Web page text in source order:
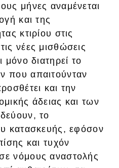
μήνες αναμένεται
και της
κτιρίου στις
νέες μισθώσεις
διατηρεί το
που απαιτούνταν
και την
άδειας και των
το
κατασκευής, εφόσον
και τυχόν
νόμους αναστολής